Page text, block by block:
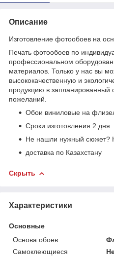
Описание
Изготовление фотообоев на
Печать фотообоев по
профессиональном
материалов. Только у нас вы
высококачественную и
продукцию в запланированный
пожеланий.
Обои виниловые на
Сроки изготовления 2 дня
Не нашли нужный сюжет?
доставка по Казахстану
Скрыть
Характеристики
Основные
Основа обоев
Самоклеющиеся